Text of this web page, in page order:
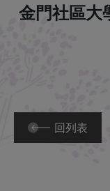
金門社區大
回列表